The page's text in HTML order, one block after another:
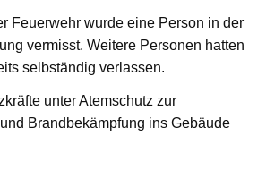
Feuerwehr wurde eine Person in der
vermisst. Weitere Personen hatten
selbständig verlassen.
unter Atemschutz zur
Brandbekämpfung ins Gebäude